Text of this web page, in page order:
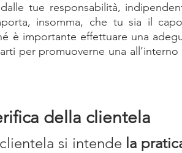
tue responsabilità,
insomma, che tu sia il
è importante effettuare una
per promuoverne una
della clientela
si intende la